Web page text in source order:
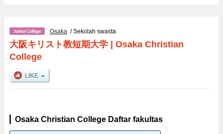
Osaka/ Sekolah swasta
大阪キリスト教短期大学| Osaka Christian
College
Osaka Christian College Daftar fakultas